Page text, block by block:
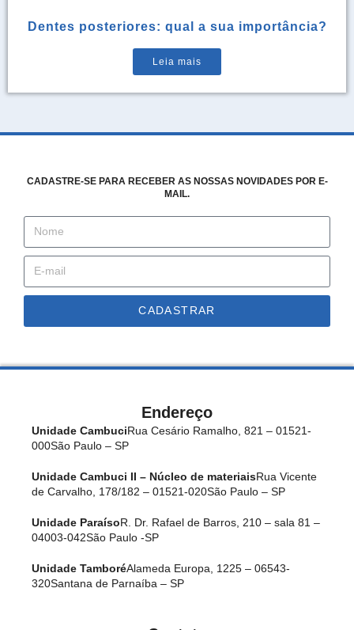
Dentes posteriores: qual a sua importância?
Leia mais
CADASTRE-SE PARA RECEBER AS NOSSAS NOVIDADES POR E-
MAIL.
CADASTRAR
Endereço
Unidade CambuciRua Cesário Ramalho, 821 – 01521-
000São Paulo – SP
Unidade Cambuci II – Núcleo de materiaisRua Vicente
de Carvalho, 178/182 – 01521-020São Paulo – SP
Unidade ParaísoR. Dr. Rafael de Barros, 210 – sala 81 –
04003-042São Paulo -SP
Unidade TamboréAlameda Europa, 1225 – 06543-
320Santana de Parnaíba – SP